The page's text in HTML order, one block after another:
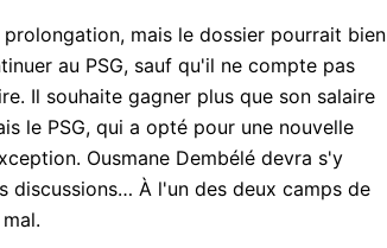
mais le dossier pourrait bien
au PSG, sauf qu'il ne compte pas
Il souhaite gagner plus que son salaire
le PSG, qui a opté pour une nouvelle
Ousmane Dembélé devra s'y
discussions… À l'un des deux camps de